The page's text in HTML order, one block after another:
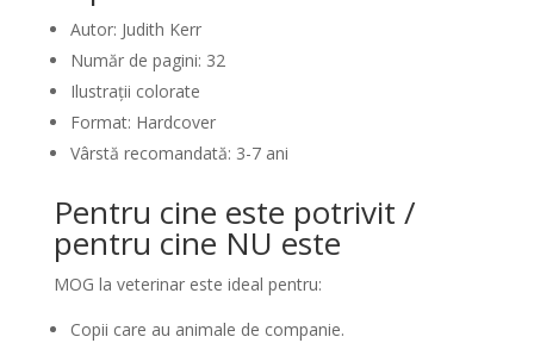
Autor: Judith Kerr
Număr de pagini: 32
Ilustrații colorate
Format: Hardcover
Vârstă recomandată: 3-7 ani
Pentru cine este potrivit /
pentru cine NU este
MOG la veterinar este ideal pentru:
Copii care au animale de companie.